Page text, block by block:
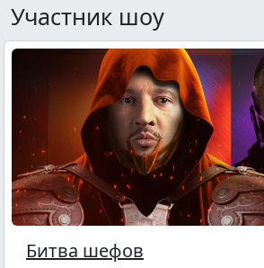
Участник шоу
Битва шефов